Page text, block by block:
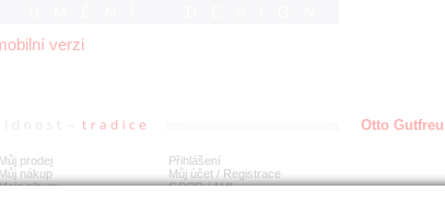
verzi
Můj prodej
Můj nákup
album
Přihlášení
Můj účet / Registrace
GDPR/AML
Otto